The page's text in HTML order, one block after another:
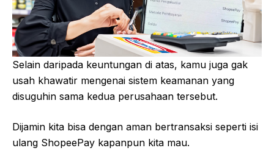
Selain daripada keuntungan di atas, kamu juga gak
usah khawatir mengenai sistem keamanan yang
disuguhin sama kedua perusahaan tersebut.
Dijamin kita bisa dengan aman bertransaksi seperti isi
ulang ShopeePay kapanpun kita mau.